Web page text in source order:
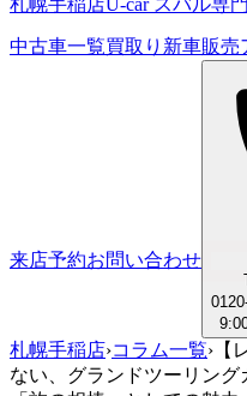
札幌手稲店U-car スバル専
中古車一覧買取り 新車販売
来店予約お問い合わせ
01 20
札幌手稲店›コラム一覧› 【
ない、グランドツーリン